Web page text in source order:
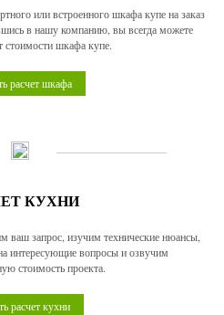
или встроенного шкафа купе на заказ
в нашу компанию, вы всегда можете
стоимости шкафа купе.
расчет шкафа
КУХНИ
ваш запрос, изучим технические нюансы,
интересующие вопросы и озвучим
стоимость проекта.
расчет кухни